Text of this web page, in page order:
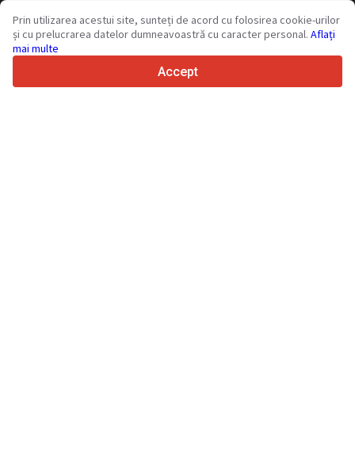
36 Limbi acceptate
4.7/5
Prin utilizarea acestui site, sunteți de acord cu folosirea cookie-urilor
și cu prelucrarea datelor dumneavoastră cu caracter personal. Aflați
mai multe
Accept